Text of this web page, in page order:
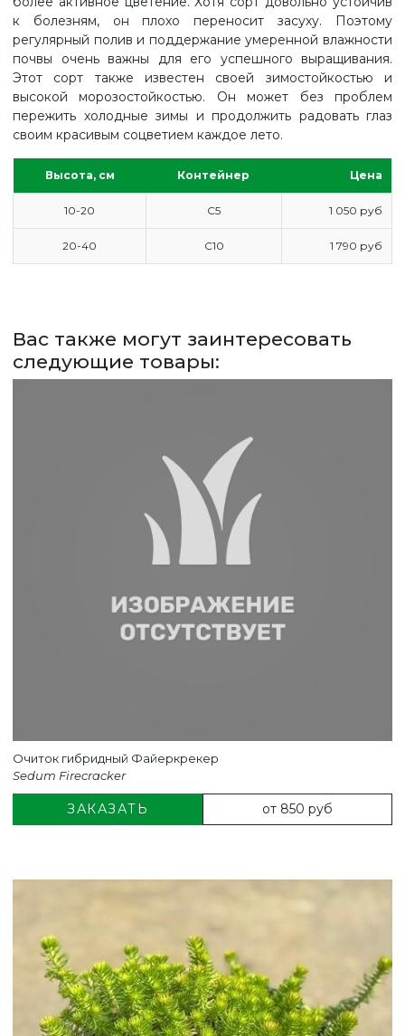
ГЛАВНАЯ
ПРАЙС
ЗАДАТЬ ВОПРОС
к болезням, он плохо переносит засуху. Поэтому
регулярный полив и поддержание умеренной влажности
почвы очень важны для его успешного выращивания.
Этот сорт также известен своей зимостойкостью и
высокой морозостойкостью. Он может без проблем
пережить холодные зимы и продолжить радовать глаз
своим красивым соцветием каждое лето.
Высота, см Контейнер Цена
10-20 С5 1 050 руб
20-40 С10 1 790 руб
Вас также могут заинтересовать
следующие товары:
Очиток гибридный Файеркрекер
Sedum Firecracker
ЗАКАЗАТЬ от 850 руб